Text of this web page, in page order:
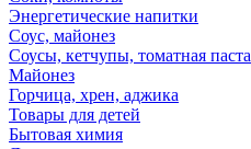
Энергетические напитки
Соус, майонез
Соусы, кетчупы, томатная паста
Майонез
Горчица, хрен, аджика
Товары для детей
Бытовая химия